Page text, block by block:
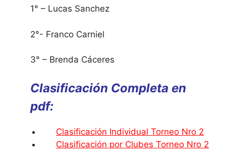
1° – Lucas Sanchez
2°- Franco Carniel
3° – Brenda Cáceres
Clasificación Completa en
pdf:
Clasificación Individual Torneo Nro 2
Clasificación por Clubes Torneo Nro 2